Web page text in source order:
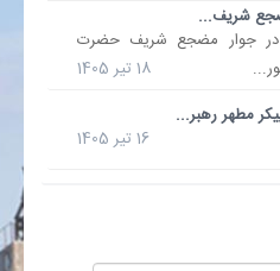
شریف...
در جوار مضجع شریف حضرت
18 تیر 1405
مطهر رهبر...
16 تیر 1405